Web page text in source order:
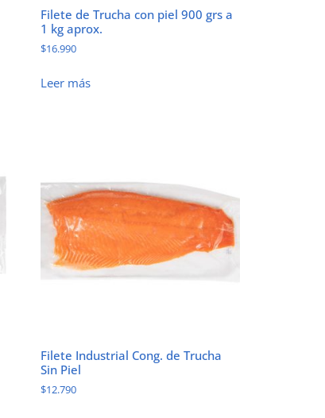
Filete de Trucha con piel 900 grs a
1 kg aprox.
$16.990
Leer más
Filete Industrial Cong. de Trucha
Sin Piel
$12.790